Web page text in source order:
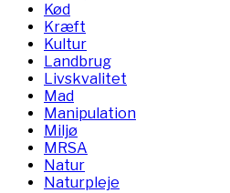
Kød
Kræft
Kultur
Landbrug
Livskvalitet
Mad
Manipulation
Miljø
MRSA
Natur
Naturpleje